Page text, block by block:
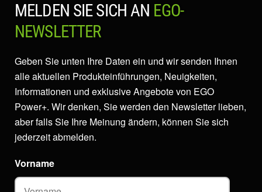
MELDEN SIE SICH AN EGO-
NEWSLETTER
Geben Sie unten Ihre Daten ein und wir senden Ihnen
alle aktuellen Produkteinführungen, Neuigkeiten,
Informationen und exklusive Angebote von EGO
Power+. Wir denken, Sie werden den Newsletter lieben,
aber falls Sie Ihre Meinung ändern, können Sie sich
jederzeit abmelden.
Vorname